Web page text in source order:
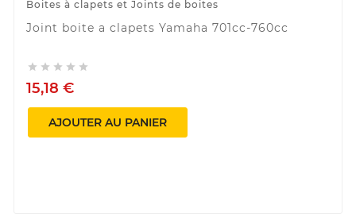
Boites à clapets et Joints de boites
Joint boite a clapets Yamaha 701cc-760cc
    
15,18 €
AJOUTER AU PANIER